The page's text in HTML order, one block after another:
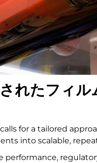
れたフィル
for a tailored
into scalable,
performance,